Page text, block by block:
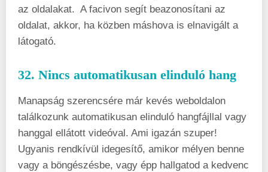
az oldalakat. A facivon segít beazonosítani az
oldalat, akkor, ha közben máshova is elnavigált a
látogató.
32. Nincs automatikusan elinduló hang
Manapság szerencsére már kevés weboldalon
találkozunk automatikusan elinduló hangfájllal vagy
hanggal ellátott videóval. Ami igazán szuper!
Ugyanis rendkívül idegesítő, amikor mélyen benne
vagy a böngészésbe, vagy épp hallgatod a kedvenc